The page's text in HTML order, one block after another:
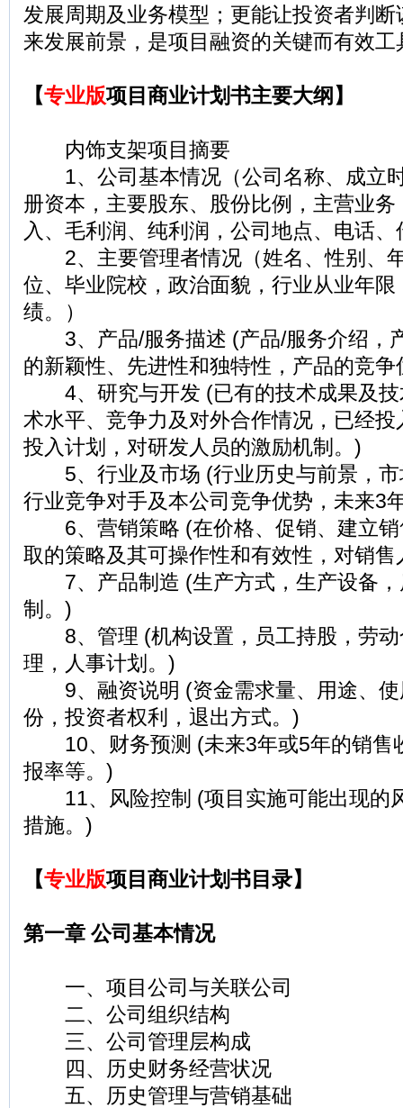
发展周期及业务模型；更能让投资者判
来发展前景，是项目融资的关键而有效工
【专业版项目商业计划书主要大纲】
内饰支架项目摘要
1、公司基本情况（公司名称、成立
册资本，主要股东、股份比例，主营业
入、毛利润、纯利润，公司地点、电话
2、主要管理者情况（姓名、性别、
位、毕业院校，政治面貌，行业从业年
绩。）
3、产品/服务描述 (产品/服务介绍，
的新颖性、先进性和独特性，产品的竞争
4、研究与开发 (已有的技术成果及技
术水平、竞争力及对外合作情况，已经
投入计划，对研发人员的激励机制。)
5、行业及市场 (行业历史与前景，市
行业竞争对手及本公司竞争优势，未来3
6、营销策略 (在价格、促销、建立销
取的策略及其可操作性和有效性，对销
7、产品制造 (生产方式，生产设备，
制。)
8、管理 (机构设置，员工持股，劳动
理，人事计划。)
9、融资说明 (资金需求量、用途、使
份，投资者权利，退出方式。)
10、财务预测 (未来3年或5年的销售
报率等。)
11、风险控制 (项目实施可能出现的
措施。)
【专业版项目商业计划书目录】
第一章 公司基本情况
一、项目公司与关联公司
二、公司组织结构
三、公司管理层构成
四、历史财务经营状况
五、历史管理与营销基础